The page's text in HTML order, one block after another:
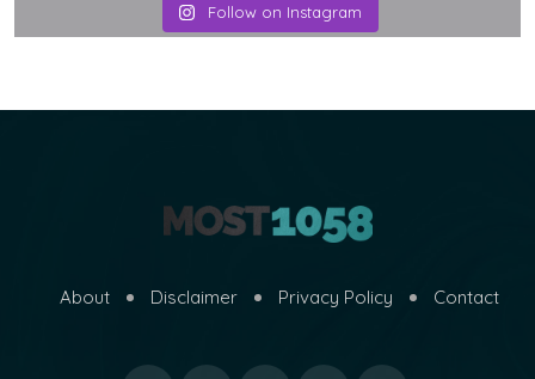
Follow on Instagram
About Disclaimer Privacy Policy Contact